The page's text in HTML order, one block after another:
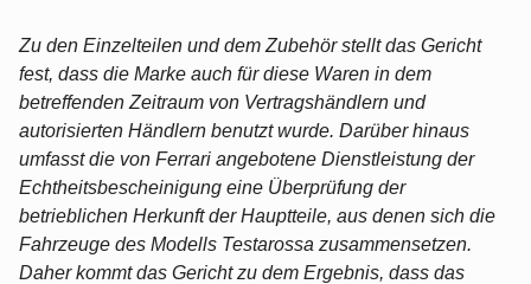
Zu den Einzelteilen und dem Zubehör stellt das Gericht
fest, dass die Marke auch für diese Waren in dem
betreffenden Zeitraum von Vertragshändlern und
autorisierten Händlern benutzt wurde. Darüber hinaus
umfasst die von Ferrari angebotene Dienstleistung der
Echtheitsbescheinigung eine Überprüfung der
betrieblichen Herkunft der Hauptteile, aus denen sich die
Fahrzeuge des Modells Testarossa zusammensetzen.
Daher kommt das Gericht zu dem Ergebnis, dass das